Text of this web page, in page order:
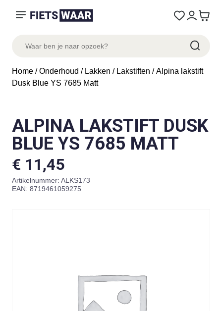
Home /Onderhoud / Lakken / Lakstiften / Alpina lakstift
Dusk Blue YS 7685 Matt
ALPINA LAKSTIFT DUSK
BLUE YS 7685 MATT
€ 11,45
Artikelnummer: ALKS173
EAN: 8719461059275